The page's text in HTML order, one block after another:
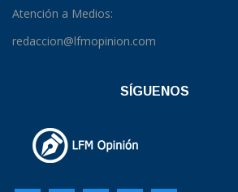
Atención a Medios:
redaccion@lfmopinion.com
SÍGUENOS